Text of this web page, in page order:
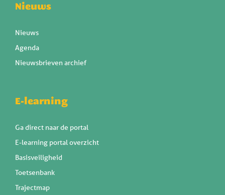
Nieuws
Nieuws
Agenda
Nieuwsbrieven archief
E-learning
Ga direct naar de portal
E-learning portal overzicht
Basisveiligheid
Toetsenbank
Trajectmap